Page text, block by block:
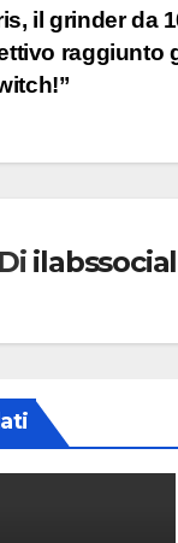
il grinder da
raggiunto
Di